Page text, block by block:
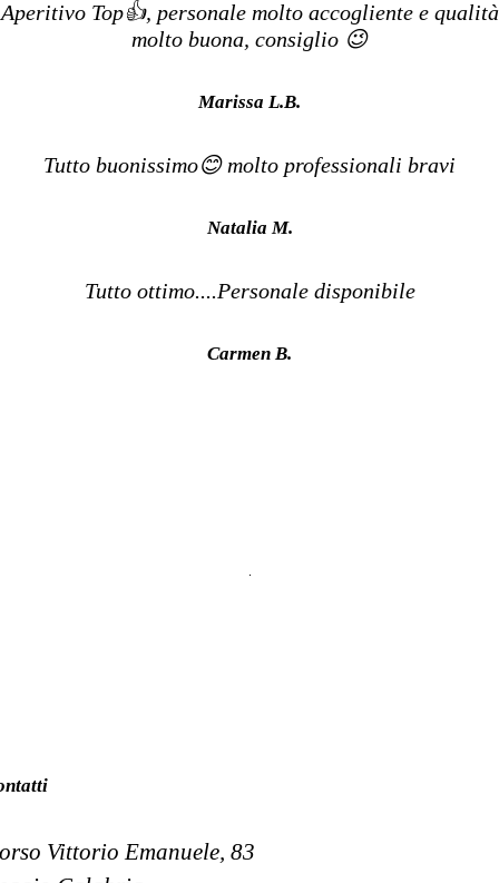
Aperitivo Top👍, personale molto accogliente e qualità
molto buona, consiglio 😉
Marissa L.B.
Tutto buonissimo😊 molto professionali bravi
Natalia M.
Tutto ottimo....Personale disponibile
Carmen B.
Vittorio Emanuele, 83